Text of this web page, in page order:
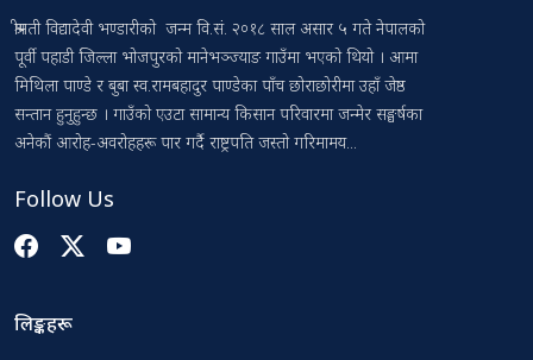
श्रीमती विद्यादेवी भण्डारीको जन्म वि.सं. २०१८ साल असार ५ गते नेपालको
पूर्वी पहाडी जिल्ला भोजपुरको मानेभञ्ज्याङ गाउँमा भएको थियो । आमा
मिथिला पाण्डे र बुबा स्व.रामबहादुर पाण्डेका पाँच छोराछोरीमा उहाँ जेष्ठ
सन्तान हुनुहुन्छ । गाउँको एउटा सामान्य किसान परिवारमा जन्मेर सङ्घर्षका
अनेकौं आरोह-अवरोहहरू पार गर्दै राष्ट्रपति जस्तो गरिमामय...
Follow Us
लिङ्कहरू